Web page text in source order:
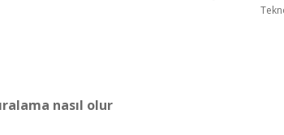
nasıl olur